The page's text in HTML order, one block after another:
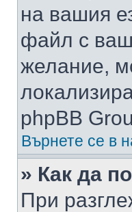
на вашия
файл с
желание,
phpBB
Върнете се в
» Как да
При